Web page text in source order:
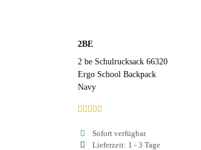
zur Farbauswahl
2BE
2 be Schulrucksack 66320
Ergo School Backpack
Navy
Sofort verfügbar
Lieferzeit: 1 - 3 Tage